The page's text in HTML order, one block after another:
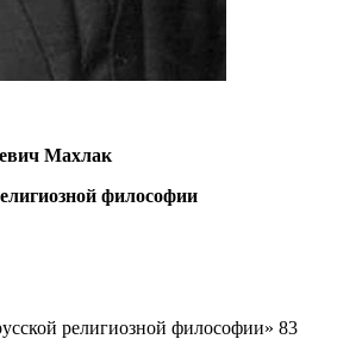
Махлак
философии
религиозной философии» 83